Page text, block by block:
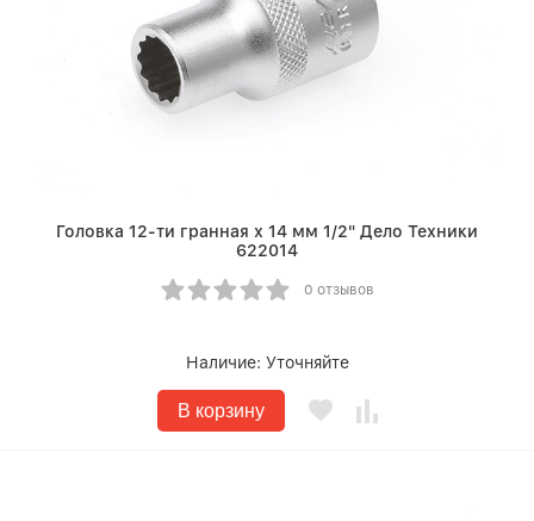
Головка 12-ти гранная х 14 мм 1/2" Дело Техники
622014
0 отзывов
Наличие: Уточняйте
В корзину